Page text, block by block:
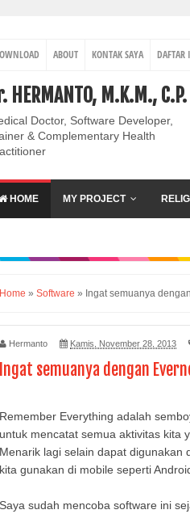
ABOUT KONTAK SAYA DAFTAR
HERMANTO, M.K.M., C.P.
Doctor, Software Developer,
& Complementary Health
HOME MY PROJECT RELIGI
Home » Software » Ingat semuanya
Hermanto Kamis, November 28, 2013
Ingat semuanya dengan
Remember Everything adalah
untuk mencatat semua aktivitas kita
Menarik lagi selain dapat digunakan
kita gunakan di mobile seperti
Saya sudah mencoba software ini